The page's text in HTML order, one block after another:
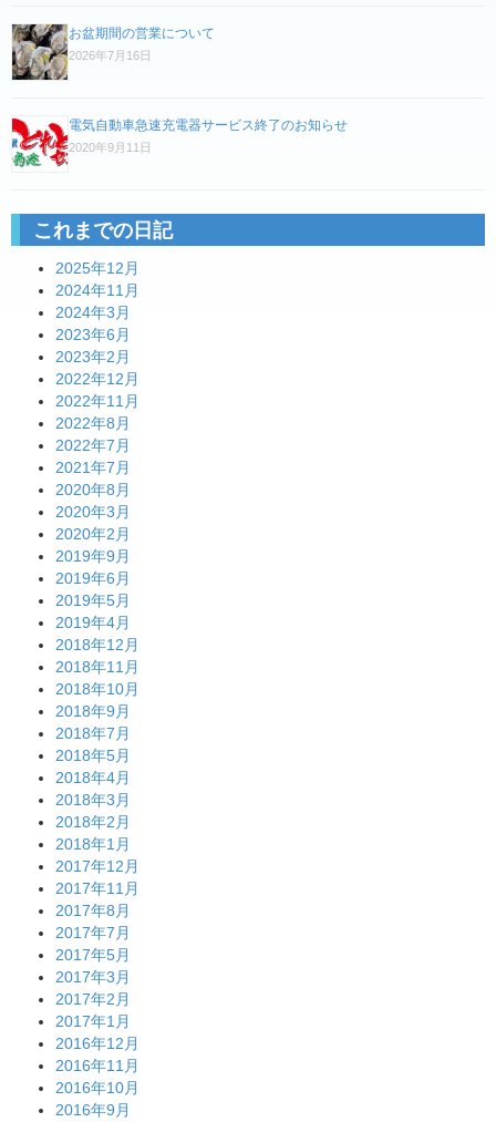
ョ
ン
お盆期間の営業について
2026年7月16日
電気自動車急速充電器サービス終了のお知らせ
2020年9月11日
これまでの日記
2025年12月
2024年11月
2024年3月
2023年6月
2023年2月
2022年12月
2022年11月
2022年8月
2022年7月
2021年7月
2020年8月
2020年3月
2020年2月
2019年9月
2019年6月
2019年5月
2019年4月
2018年12月
2018年11月
2018年10月
2018年9月
2018年7月
2018年5月
2018年4月
2018年3月
2018年2月
2018年1月
2017年12月
2017年11月
2017年8月
2017年7月
2017年5月
2017年3月
2017年2月
2017年1月
2016年12月
2016年11月
2016年10月
2016年9月